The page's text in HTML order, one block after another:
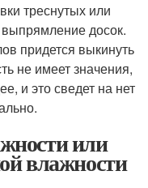
треснутых или
досок.
придется выкинуть
не имеет значения,
и это сведет на нет
или
влажности